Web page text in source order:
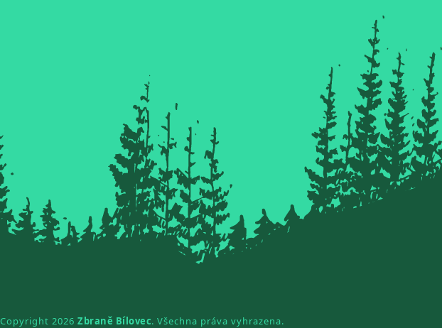
Copyright 2026 Zbraně Bílovec. Všechna práva vyhrazena.